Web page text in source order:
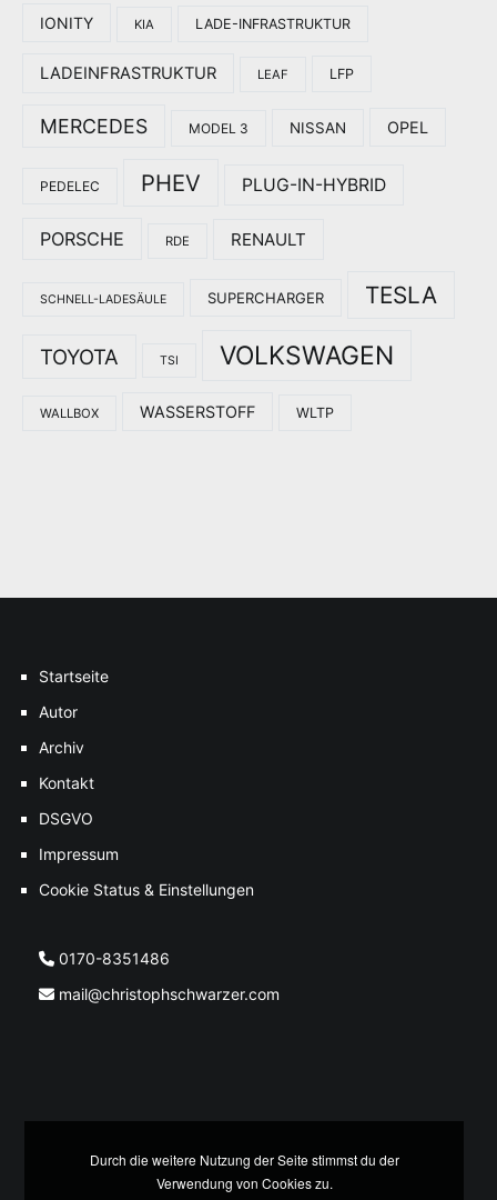
IONITY KIA LADE-INFRASTRUKTUR
LADEINFRASTRUKTUR LEAF LFP
MERCEDES MODEL 3 NISSAN OPEL
PEDELEC PHEV PLUG-IN-HYBRID
PORSCHE RDE RENAULT
SCHNELL-LADESÄULE SUPERCHARGER TESLA
TOYOTA TSI VOLKSWAGEN
WALLBOX WASSERSTOFF WLTP
Startseite
Autor
Archiv
Kontakt
DSGVO
Impressum
Cookie Status & Einstellungen
0170-8351486
mail@christophschwarzer.com
Durch die weitere Nutzung der Seite stimmst du der
Verwendung von Cookies zu.